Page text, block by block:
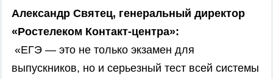
Александр Святец, генеральный директор
«Ростелеком Контакт-центра»:
«ЕГЭ — это не только экзамен для
выпускников, но и серьезный тест всей системы